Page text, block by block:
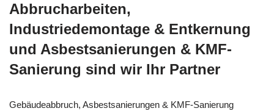
Abbrucharbeiten,
Industriedemontage & Entkernung
und Asbestsanierungen & KMF-
Sanierung sind wir Ihr Partner
Gebäudeabbruch, Asbestsanierungen & KMF-Sanierung